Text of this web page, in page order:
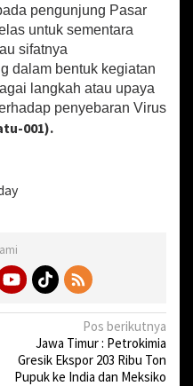
pengunjung Pasar
untuk sementara
sifatnya
dalam bentuk kegiatan
langkah atau upaya
penyebaran Virus
001).
Pos berikutnya
Jawa Timur : Petrokimia
Gresik Ekspor 203 Ribu Ton
Pupuk ke India dan Meksiko